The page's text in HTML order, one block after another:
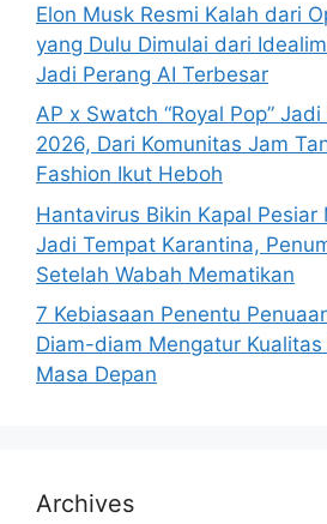
Elon Musk Resmi Kalah dari
yang Dulu Dimulai dari
Jadi Perang AI Terbesar
AP x Swatch “Royal Pop”
2026, Dari Komunitas Jam
Fashion Ikut Heboh
Hantavirus Bikin Kapal Pesiar
Jadi Tempat Karantina,
Setelah Wabah Mematikan
7 Kebiasaan Penentu
Diam-diam Mengatur
Masa Depan
Archives